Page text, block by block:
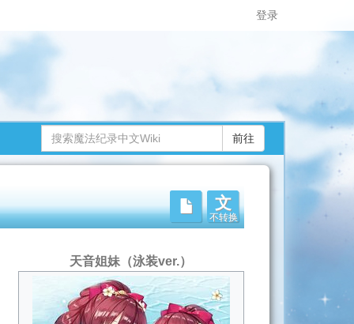
登录
文
不转换
天音姐妹（泳装ver.）